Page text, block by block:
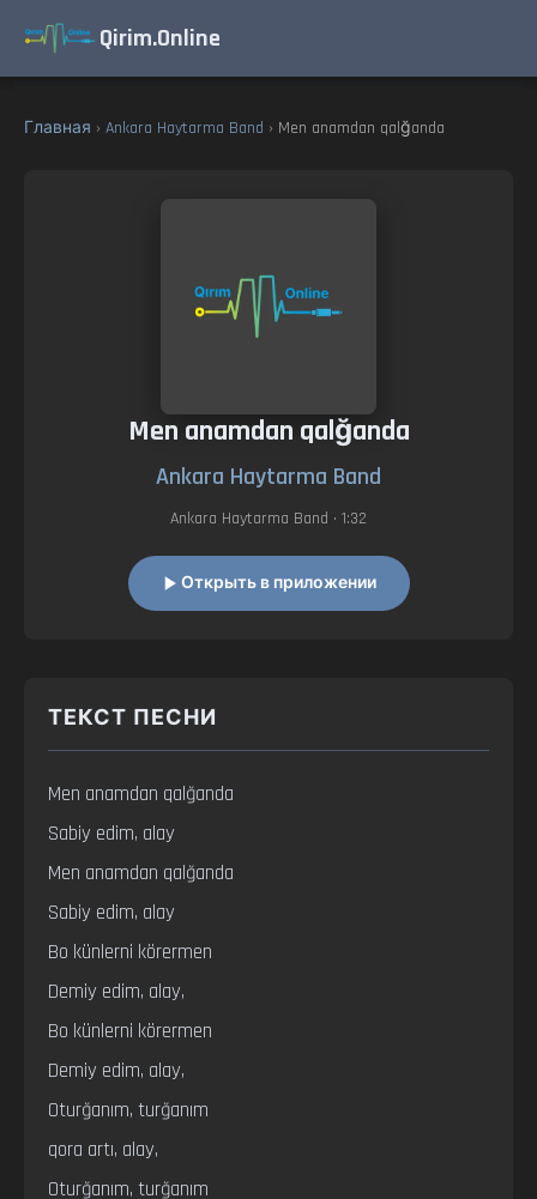
Qirim.Online
Главная › Ankara Haytarma Band › Men anamdan qalğanda
Men anamdan qalğanda
Ankara Haytarma Band
Ankara Haytarma Band • 1:32
Открыть в приложении
ТЕКСТ ПЕСНИ
Men anamdan qalğanda
Sabiy edim, alay
Men anamdan qalğanda
Sabiy edim, alay
Bo künlerni körermen
Demiy edim, alay,
Bo künlerni körermen
Demiy edim, alay,
Oturğanım, turğanım
qora artı, alay,
Oturğanım, turğanım